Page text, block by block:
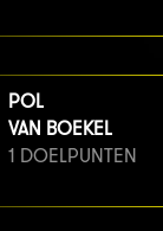
POL
VAN BOEKEL
1 DOELPUNTEN